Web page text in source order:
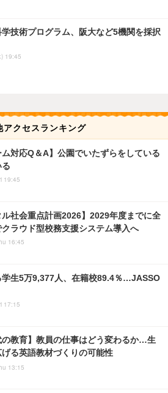
技術プログラム、阪大など5機関を採択
19:45
アクセスランキング
ム対応Q＆A】公園でいたずらをしている
る
19:45
ル社会重点計画2026】2029年度までに全
クラウド型校務支援システム導入へ
16:45
学生5万9,377人、在籍校89.4％…JASSO
17:15
の教育】教員の仕事はどう変わるか…生
る英語教材づくりの可能性
13:15